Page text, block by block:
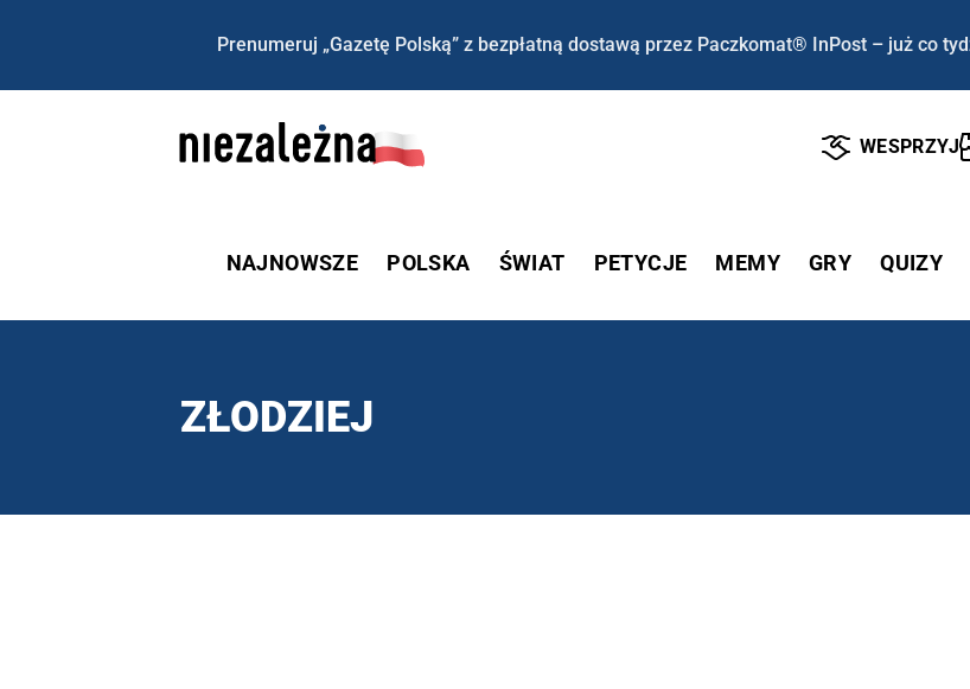
Prenumeruj „Gazetę Polską” z bezpłatną dostawą przez Paczkomat® InPost – już co
WESPRZYJ
NAJNOWSZE POLSKA ŚWIAT PETYCJE MEMY GRY QUIZY
ZŁODZIEJ